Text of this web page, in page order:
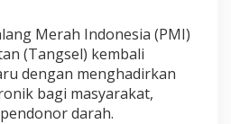
Merah Indonesia (PMI)
(Tangsel) kembali
dengan menghadirkan
bagi masyarakat,
darah.